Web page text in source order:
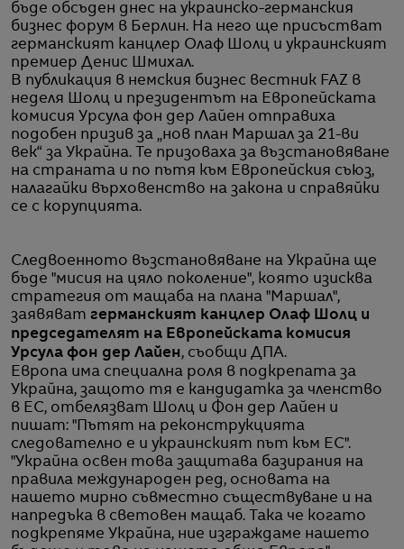
бъде обсъден днес на украинско-германския
бизнес форум в Берлин. На него ще присъстват
германският канцлер Олаф Шолц и украинският
премиер Денис Шмихал.
В публикация в немския бизнес вестник FAZ в
неделя Шолц и президентът на Европейската
комисия Урсула фон дер Лайен отправиха
подобен призив за „нов план Маршал за 21-ви
век“ за Украйна. Те призоваха за възстановяване
на страната и по пътя към Европейския съюз,
налагайки върховенство на закона и справяйки
се с корупцията.
Следвоенното възстановяване на Украйна ще
бъде "мисия на цяло поколение", която изисква
стратегия от мащаба на плана "Маршал",
заявяват германският канцлер Олаф Шолц и
председателят на Европейската комисия
Урсула фон дер Лайен, съобщи ДПА.
Европа има специална роля в подкрепата за
Украйна, защото тя е кандидатка за членство
в ЕС, отбелязват Шолц и Фон дер Лайен и
пишат: "Пътят на реконструкцията
следователно е и украинският път към ЕС".
"Украйна освен това защитава базирания на
правила международен ред, основата на
нашето мирно съвместно съществуване и на
напредъка в световен мащаб. Така че когато
подкрепяме Украйна, ние изграждаме нашето